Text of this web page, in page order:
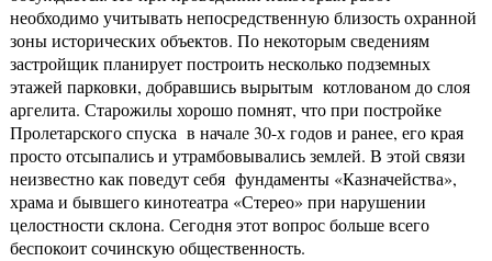
необходимо учитывать непосредственную близость охранной
зоны исторических объектов. По некоторым сведениям
застройщик планирует построить несколько подземных
этажей парковки, добравшись вырытым котлованом до слоя
аргелита. Старожилы хорошо помнят, что при постройке
Пролетарского спуска в начале 30-х годов и ранее, его края
просто отсыпались и утрамбовывались землей. В этой связи
неизвестно как поведут себя фундаменты «Казначейства»,
храма и бывшего кинотеатра «Стерео» при нарушении
целостности склона. Сегодня этот вопрос больше всего
беспокоит сочинскую общественность.